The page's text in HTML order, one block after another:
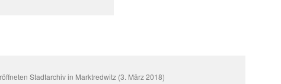
Stadtarchiv in Marktredwitz (3. März 2018)